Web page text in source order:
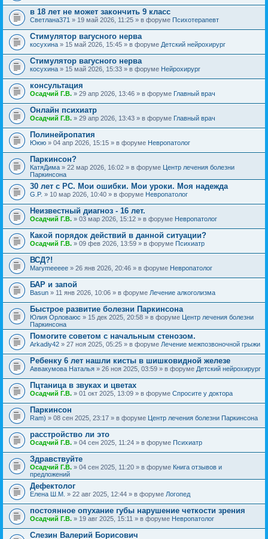
в 18 лет не может закончить 9 класс
Светлана371 » 19 май 2026, 11:25 » в форуме Психотерапевт
Стимулятор вагусного нерва
косухина » 15 май 2026, 15:45 » в форуме Детский нейрохирург
Стимулятор вагусного нерва
косухина » 15 май 2026, 15:33 » в форуме Нейрохирург
консультация
Осадчий Г.В. » 29 апр 2026, 13:46 » в форуме Главный врач
Онлайн психиатр
Осадчий Г.В. » 29 апр 2026, 13:43 » в форуме Главный врач
Полинейропатия
Ююю » 04 апр 2026, 15:15 » в форуме Невропатолог
Паркинсон?
КатяДима » 22 мар 2026, 16:02 » в форуме Центр лечения болезни
Паркинсона
30 лет с РС. Мои ошибки. Мои уроки. Моя надежда
G.P. » 10 мар 2026, 10:40 » в форуме Невропатолог
Неизвестный диагноз - 16 лет.
Осадчий Г.В. » 03 мар 2026, 15:12 » в форуме Невропатолог
Какой порядок действий в данной ситуации?
Осадчий Г.В. » 09 фев 2026, 13:59 » в форуме Психиатр
ВСД?!
Marymeeeee » 26 янв 2026, 20:46 » в форуме Невропатолог
БАР и запой
Basun » 11 янв 2026, 10:06 » в форуме Лечение алкоголизма
Быстрое развитие болезни Паркинсона
Юлия Орловаюс » 15 дек 2025, 20:58 » в форуме Центр лечения болезни
Паркинсона
Помогите советом с начальным стенозом.
Arkadiy42 » 27 ноя 2025, 05:25 » в форуме Лечение межпозвоночной грыжи
Ребенку 6 лет нашли кисты в шишковидной железе
Аввакумова Наталья » 26 ноя 2025, 03:59 » в форуме Детский нейрохирург
Пцтаница в звуках и цветах
Осадчий Г.В. » 01 окт 2025, 13:09 » в форуме Спросите у доктора
Паркинсон
Ram) » 08 сен 2025, 23:17 » в форуме Центр лечения болезни Паркинсона
расстройство ли это
Осадчий Г.В. » 04 сен 2025, 11:24 » в форуме Психиатр
Здравствуйте
Осадчий Г.В. » 04 сен 2025, 11:20 » в форуме Книга отзывов и
предложений
Дефектолог
Елена Ш.М. » 22 авг 2025, 12:44 » в форуме Логопед
постоянное опухание губы нарушение четкости зрения
Осадчий Г.В. » 19 авг 2025, 15:11 » в форуме Невропатолог
Слезин Валерий Борисович